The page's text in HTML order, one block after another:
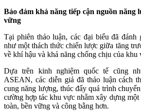
Bảo đảm khả năng tiếp cận nguồn năng
vững
Tại phiên thảo luận, các đại biểu đã đánh
như một thách thức chiến lược giữa tăng
về khí hậu và khả năng chống chịu của khu
Dựa trên kinh nghiệm quốc tế cũng
ASEAN, các diễn giả đã thảo luận cách
cung năng lượng, thúc đẩy quá trình
cường hợp tác khu vực nhằm xây dựng
toàn, bền vững và công bằng hơn.